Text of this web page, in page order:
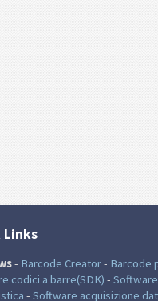
Links
- Barcode Creator- Barcode
codici a barre(SDK) -
- Software acquisizione